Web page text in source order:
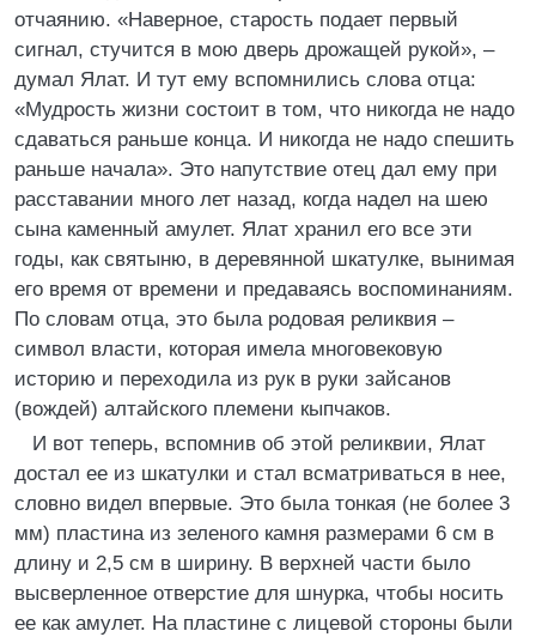
отчаянию. «Наверное, старость подает первый
сигнал, стучится в мою дверь дрожащей рукой», –
думал Ялат. И тут ему вспомнились слова отца:
«Мудрость жизни состоит в том, что никогда не надо
сдаваться раньше конца. И никогда не надо спешить
раньше начала». Это напутствие отец дал ему при
расставании много лет назад, когда надел на шею
сына каменный амулет. Ялат хранил его все эти
годы, как святыню, в деревянной шкатулке, вынимая
его время от времени и предаваясь воспоминаниям.
По словам отца, это была родовая реликвия –
символ власти, которая имела многовековую
историю и переходила из рук в руки зайсанов
(вождей) алтайского племени кыпчаков.
И вот теперь, вспомнив об этой реликвии, Ялат
достал ее из шкатулки и стал всматриваться в нее,
словно видел впервые. Это была тонкая (не более 3
мм) пластина из зеленого камня размерами 6 см в
длину и 2,5 см в ширину. В верхней части было
высверленное отверстие для шнурка, чтобы носить
ее как амулет. На пластине с лицевой стороны были